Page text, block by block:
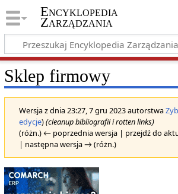
Encyklopedia
Zarządzania
Sklep firmowy
Wersja z dnia 23:27, 7 gru 2023 autorstwa
edycje)(cleanup bibliografii i rotten links)
(różn.) ← poprzednia wersja | przejdź do
| następna wersja → (różn.)